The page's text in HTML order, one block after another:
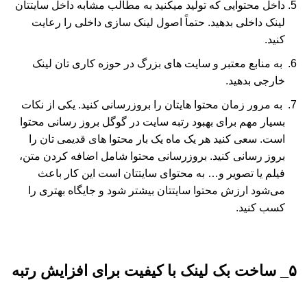
داخل محتوایی که تولید میکنید به مطالب مشابه داخل سایتتان
لینک داخلی بدهید. حتماً اصول لینک سازی داخلی را رعایت
کنید.
به منابع معتبر و سایت های بزرگ در حوزه کاری تان لینک
خارجی بدهید.
به مرور زمان محتوا هایتان را بروزرسانی کنید. یکی از نکات
بسیار مهم برای بهبود رتبه سایت در گوگل بروز رسانی محتوا
است. سعی کنید هر یک ماه یک بار محتوا های قدیمی تان را
بروز رسانی کنید. بروزرسانی محتوا شامل اضافه کردن متن،
فیلم یا تصویر و… به محتوای سایتتان است این کار باعث
می‌شود ارزش محتوا سایتتان بیشتر شود و جایگاه بهتری را
کسب کنید.
۵_ ساخت بک لینک با کیفیت برای افزایش رتبه